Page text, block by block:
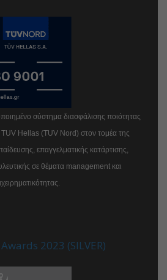
σύστημα διασφάλισης ποιότητας
Hellas (TUV Nord) στον τομέα της
επαγγελματικής κατάρτισης,
σε θέματα management και
2023 (SILVER)